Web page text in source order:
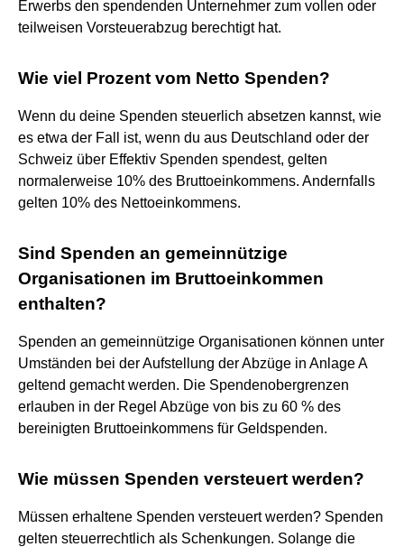
Erwerbs den spendenden Unternehmer zum vollen oder
teilweisen Vorsteuerabzug berechtigt hat.
Wie viel Prozent vom Netto Spenden?
Wenn du deine Spenden steuerlich absetzen kannst, wie
es etwa der Fall ist, wenn du aus Deutschland oder der
Schweiz über Effektiv Spenden spendest, gelten
normalerweise 10% des Bruttoeinkommens. Andernfalls
gelten 10% des Nettoeinkommens.
Sind Spenden an gemeinnützige
Organisationen im Bruttoeinkommen
enthalten?
Spenden an gemeinnützige Organisationen können unter
Umständen bei der Aufstellung der Abzüge in Anlage A
geltend gemacht werden. Die Spendenobergrenzen
erlauben in der Regel Abzüge von bis zu 60 % des
bereinigten Bruttoeinkommens für Geldspenden.
Wie müssen Spenden versteuert werden?
Müssen erhaltene Spenden versteuert werden? Spenden
gelten steuerrechtlich als Schenkungen. Solange die